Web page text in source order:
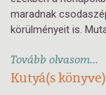
maradnak
körülményeit is.
Tovább olvasom...
Kutyá(s